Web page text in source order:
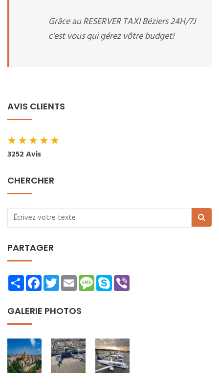
Grâce au RESERVER TAXI Béziers 24H/7J
c'est vous qui gérez vôtre budget!
AVIS CLIENTS
★★★★★
3252 Avis
CHERCHER
PARTAGER
ShareFacebookTwitterEmailMessage
Skype
GALERIE PHOTOS